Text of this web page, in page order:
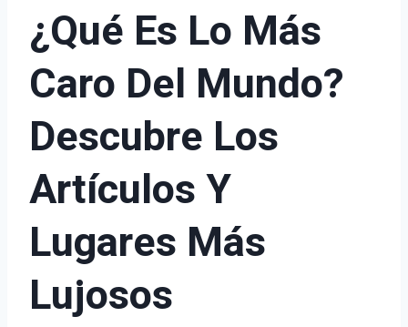
¿Qué Es Lo Más
Caro Del Mundo?
Descubre Los
Artículos Y
Lugares Más
Lujosos